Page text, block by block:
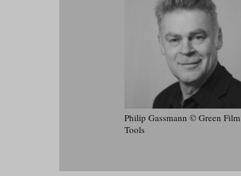
Philip Gassmann © Green Film
Tools